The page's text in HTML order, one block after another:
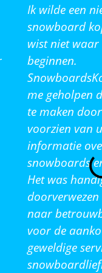
Ik wilde een
snowboard
wist niet waar
beginnen.
me geholpen
te maken
voorzien van
informatie
snowboards
Het was
naar
voor de
geweldige